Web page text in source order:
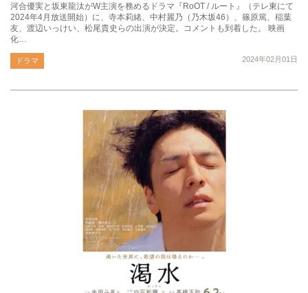
河合優実と坂東龍汰がW主演を務めるドラマ『RoOT / ルート』（テレ東にて
2024年4月放送開始）に、寺本莉緒、中村麗乃（乃木坂46）、篠原篤、稲葉
友、渡辺いっけい、松尾貴史らの出演が決定。コメントも到着した。 映画
化…
2024年02月01日
ドラマ